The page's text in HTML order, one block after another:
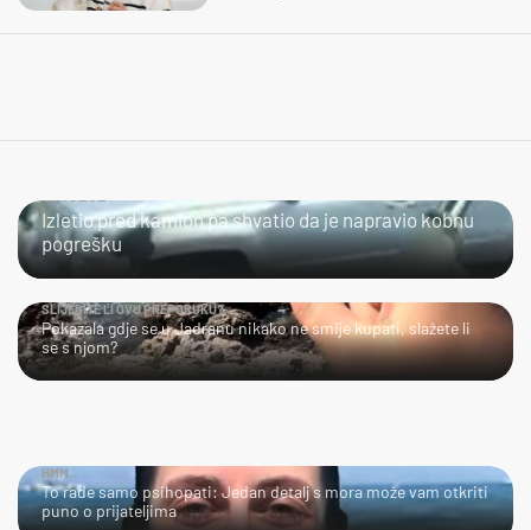
Izletio pred kamion pa shvatio da je napravio kobnu
pogrešku
SLIJEDITE LI OVU PREPORUKU?
Pokazala gdje se u Jadranu nikako ne smije kupati, slažete li
se s njom?
HMM…
To rade samo psihopati: Jedan detalj s mora može vam otkriti
puno o prijateljima